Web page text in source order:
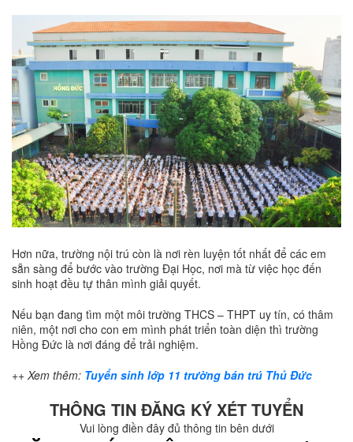
Hơn nữa, trường nội trú còn là nơi rèn luyện tốt nhất để các em
sẵn sàng để bước vào trường Đại Học, nơi mà từ việc học đến
sinh hoạt đều tự thân mình giải quyết.
Nếu bạn đang tìm một môi trường THCS – THPT uy tín, có thâm
niên, một nơi cho con em mình phát triển toàn diện thì trường
Hồng Đức là nơi đáng để trải nghiệm.
++ Xem thêm: Tuyển sinh lớp 11 trường bán trú Thủ Đức
THÔNG TIN ĐĂNG KÝ XÉT TUYỂN
Vui lòng điền đây đủ thông tin bên dưới